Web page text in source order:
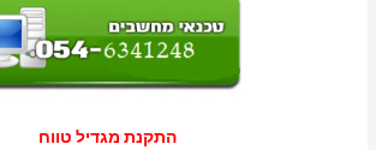
התקנת מגדיל טווח